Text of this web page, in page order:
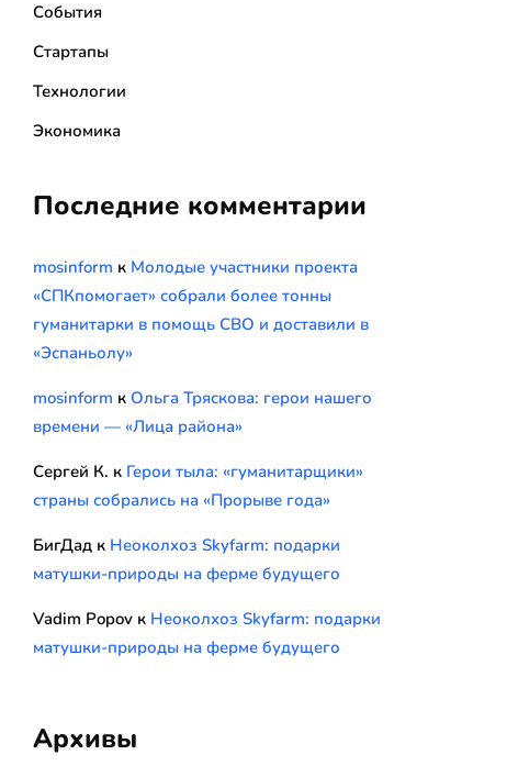
События
Стартапы
Технологии
Экономика
Последние комментарии
mosinform к Молодые участники проекта
«СПКпомогает» собрали более тонны
гуманитарки в помощь СВО и доставили в
«Эспаньолу»
mosinform к Ольга Тряскова: герои нашего
времени — «Лица района»
Сергей К. к Герои тыла: «гуманитарщики»
страны собрались на «Прорыве года»
БигДад к Неоколхоз Skyfarm: подарки
матушки-природы на ферме будущего
Vadim Popov к Неоколхоз Skyfarm: подарки
матушки-природы на ферме будущего
Архивы